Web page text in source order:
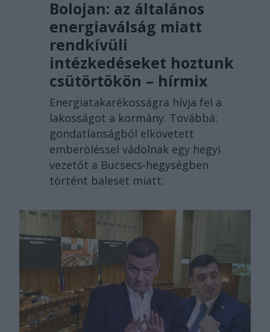
Bolojan: az általános
energiaválság miatt
rendkívüli
intézkedéseket hoztunk
csütörtökön – hírmix
Energiatakarékosságra hívja fel a
lakosságot a kormány. Továbbá:
gondatlanságból elkövetett
emberöléssel vádolnak egy hegyi
vezetőt a Bucsecs-hegységben
történt baleset miatt.